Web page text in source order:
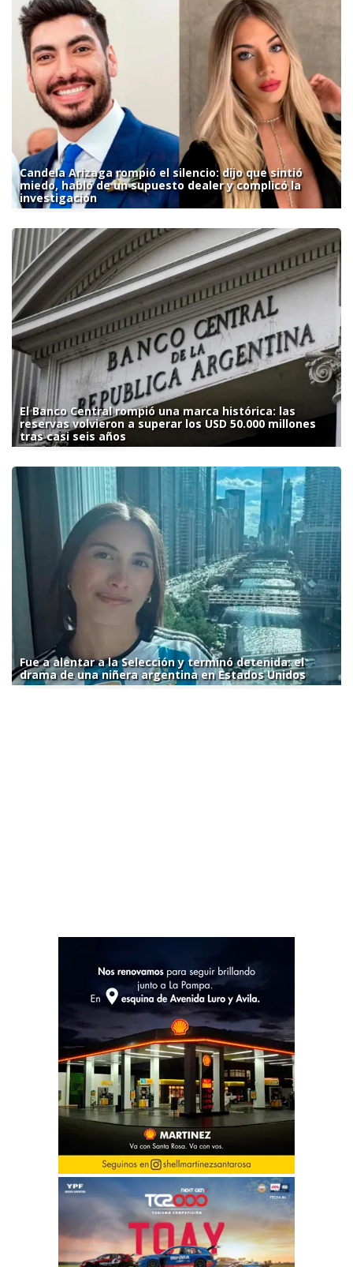
Candela Arizaga rompió el silencio: dijo que sintió
miedo, habló de un supuesto dealer y complicó la
investigación
El Banco Central rompió una marca histórica: las
reservas volvieron a superar los USD 50.000 millones
tras casi seis años
Fue a alentar a la Selección y terminó detenida: el
drama de una niñera argentina en Estados Unidos